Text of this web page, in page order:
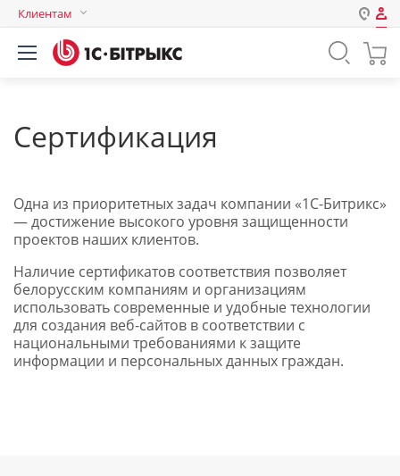
Клиентам
Авторизация
Логин
Пароль
компьютере
Забыли свой пароль?
Сертификация
Одна из приоритетных задач компании «1С-Битрикс»
— достижение высокого уровня защищенности
проектов наших клиентов.
Наличие сертификатов соответствия позволяет
белорусским компаниям и организациям
использовать современные и удобные технологии
для создания веб-сайтов в соответствии с
национальными требованиями к защите
информации и персональных данных граждан.